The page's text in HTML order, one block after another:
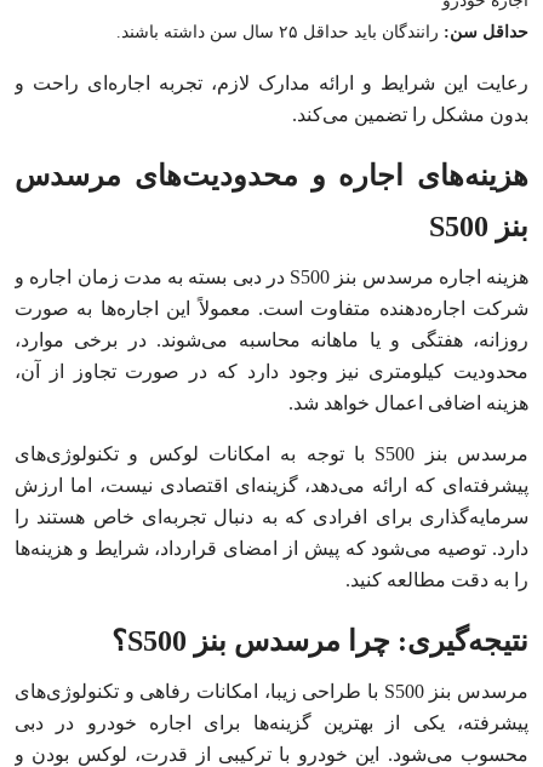
حداقل سن: رانندگان باید حداقل ۲۵ سال سن داشته باشند.
رعایت این شرایط و ارائه مدارک لازم، تجربه اجاره‌ای راحت و
بدون مشکل را تضمین می‌کند.
هزینه‌های اجاره و محدودیت‌های مرسدس
بنز S500
هزینه اجاره مرسدس بنز S500 در دبی بسته به مدت زمان اجاره و
شرکت اجاره‌دهنده متفاوت است. معمولاً این اجاره‌ها به صورت
روزانه، هفتگی و یا ماهانه محاسبه می‌شوند. در برخی موارد،
محدودیت کیلومتری نیز وجود دارد که در صورت تجاوز از آن،
هزینه اضافی اعمال خواهد شد.
مرسدس بنز S500 با توجه به امکانات لوکس و تکنولوژی‌های
پیشرفته‌ای که ارائه می‌دهد، گزینه‌ای اقتصادی نیست، اما ارزش
سرمایه‌گذاری برای افرادی که به دنبال تجربه‌ای خاص هستند را
دارد. توصیه می‌شود که پیش از امضای قرارداد، شرایط و هزینه‌ها
را به دقت مطالعه کنید.
نتیجه‌گیری: چرا مرسدس بنز S500؟
مرسدس بنز S500 با طراحی زیبا، امکانات رفاهی و تکنولوژی‌های
پیشرفته، یکی از بهترین گزینه‌ها برای اجاره خودرو در دبی
محسوب می‌شود. این خودرو با ترکیبی از قدرت، لوکس بودن و